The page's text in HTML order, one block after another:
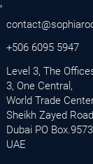
+506 6095 5947
Level 3, The
3, One Central,
World Trade
Sheikh Zayed
Dubai PO
UAE